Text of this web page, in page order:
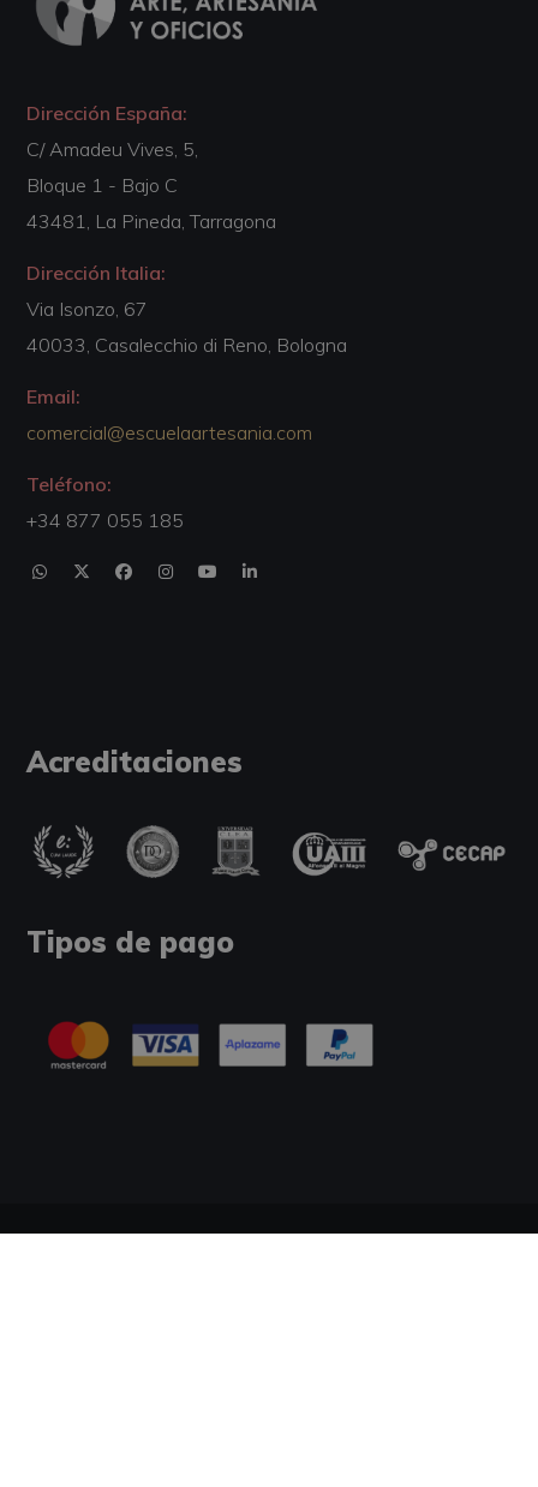
Dirección España:
C/ Amadeu Vives, 5,
Bloque 1 - Bajo C
43481, La Pineda, Tarragona
Dirección Italia:
Via Isonzo, 67
40033, Casalecchio di Reno, Bologna
Email:
comercial@escuelaartesania.com
Teléfono:
+34 877 055 185
Acreditaciones
Tipos de pago